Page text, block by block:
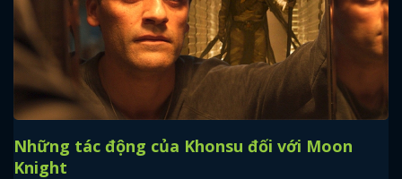
Những tác động của Khonsu đối với Moon
Knight